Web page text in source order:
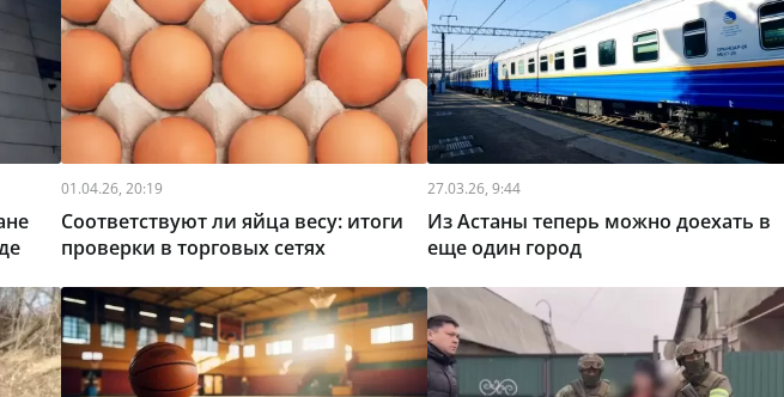
01.04.26, 20:19
Соответствуют ли яйца весу: итоги
проверки в торговых сетях
27.03.26, 9:44
Из Астаны теперь можно доехать в
еще один город